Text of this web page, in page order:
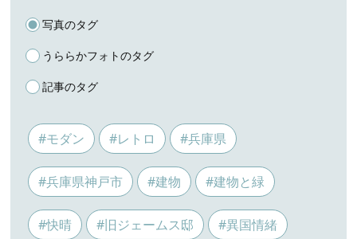
写真のタグ
うららかフォトのタグ
記事のタグ
#モダン #レトロ #兵庫県
#兵庫県神戸市 #建物 #建物と緑
#快晴 #旧ジェームス邸 #異国情緒